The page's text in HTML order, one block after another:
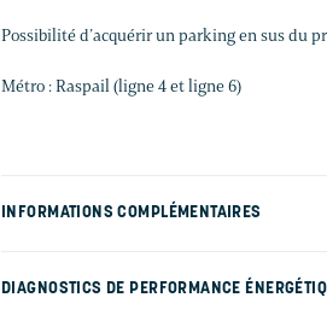
Possibilité d’acquérir un parking en sus du
Métro : Raspail (ligne 4 et ligne 6)
INFORMATIONS COMPLÉMENTAIRES
DIAGNOSTICS DE PERFORMANCE